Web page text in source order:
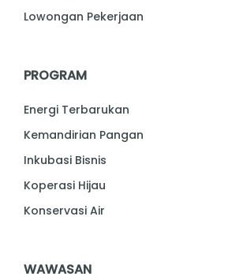
Lowongan Pekerjaan
PROGRAM
Energi Terbarukan
Kemandirian Pangan
Inkubasi Bisnis
Koperasi Hijau
Konservasi Air
WAWASAN